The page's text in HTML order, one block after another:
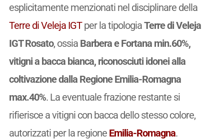
esplicitamente menzionati nel disciplinare della
Terre di Veleja IGTper la tipologiaTerre di Veleja
IGT Rosato, ossia Barbera e Fortana min.60%,
vitigni a bacca bianca, riconosciuti idonei alla
coltivazione dalla Regione Emilia-Romagna
max.40%. La eventuale frazione restante si
rifierisce a vitigni con bacca dello stesso colore,
autorizzati per la regione Emilia-Romagna.